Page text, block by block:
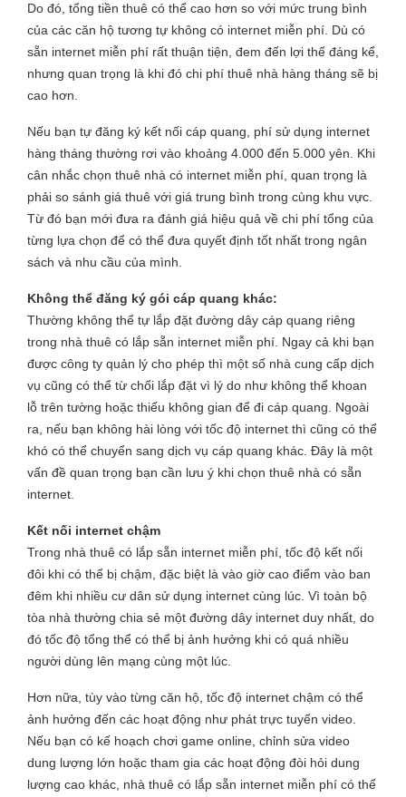
Do đó, tổng tiền thuê có thể cao hơn so với mức trung bình
của các căn hộ tương tự không có internet miễn phí. Dù có
sẵn internet miễn phí rất thuận tiện, đem đến lợi thế đáng kể,
nhưng quan trọng là khi đó chi phí thuê nhà hàng tháng sẽ bị
cao hơn.
Nếu bạn tự đăng ký kết nối cáp quang, phí sử dụng internet
hàng tháng thường rơi vào khoảng 4.000 đến 5.000 yên. Khi
cân nhắc chọn thuê nhà có internet miễn phí, quan trọng là
phải so sánh giá thuê với giá trung bình trong cùng khu vực.
Từ đó bạn mới đưa ra đánh giá hiệu quả về chi phí tổng của
từng lựa chọn để có thể đưa quyết định tốt nhất trong ngân
sách và nhu cầu của mình.
Không thể đăng ký gói cáp quang khác:
Thường không thể tự lắp đặt đường dây cáp quang riêng
trong nhà thuê có lắp sẵn internet miễn phí. Ngay cả khi bạn
được công ty quản lý cho phép thì một số nhà cung cấp dịch
vụ cũng có thể từ chối lắp đặt vì lý do như không thể khoan
lỗ trên tường hoặc thiếu không gian để đi cáp quang. Ngoài
ra, nếu bạn không hài lòng với tốc độ internet thì cũng có thể
khó có thể chuyển sang dịch vụ cáp quang khác. Đây là một
vấn đề quan trọng bạn cần lưu ý khi chọn thuê nhà có sẵn
internet.
Kết nối internet chậm
Trong nhà thuê có lắp sẵn internet miễn phí, tốc độ kết nối
đôi khi có thể bị chậm, đặc biệt là vào giờ cao điểm vào ban
đêm khi nhiều cư dân sử dụng internet cùng lúc. Vì toàn bộ
tòa nhà thường chia sẻ một đường dây internet duy nhất, do
đó tốc độ tổng thể có thể bị ảnh hưởng khi có quá nhiều
người dùng lên mạng cùng một lúc.
Hơn nữa, tùy vào từng căn hộ, tốc độ internet chậm có thể
ảnh hưởng đến các hoạt động như phát trực tuyến video.
Nếu bạn có kế hoạch chơi game online, chỉnh sửa video
dung lượng lớn hoặc tham gia các hoạt động đòi hỏi dung
lượng cao khác, nhà thuê có lắp sẵn internet miễn phí có thể